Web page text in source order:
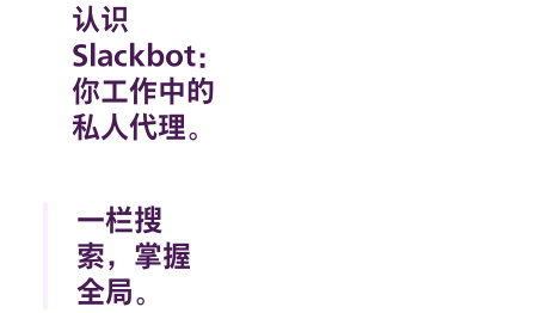
认识
Slackbot：
你工作中的
私人代理。
对你和你的团队
了如指掌的出色
AI。它协调你的
一栏搜
索，掌握
全局。